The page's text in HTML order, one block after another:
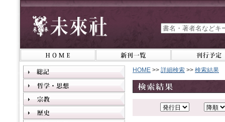
HOME >> 詳細検索 >> 検索結果